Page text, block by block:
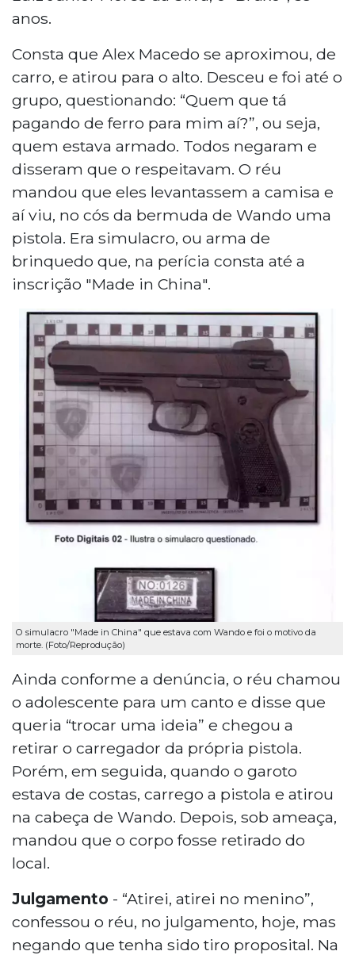
anos.
Consta que Alex Macedo se aproximou, de
carro, e atirou para o alto. Desceu e foi até o
grupo, questionando: “Quem que tá
pagando de ferro para mim aí?”, ou seja,
quem estava armado. Todos negaram e
disseram que o respeitavam. O réu
mandou que eles levantassem a camisa e
aí viu, no cós da bermuda de Wando uma
pistola. Era simulacro, ou arma de
brinquedo que, na perícia consta até a
inscrição "Made in China".
O simulacro "Made in China" que estava com Wando e foi o motivo da
morte. (Foto/Reprodução)
Ainda conforme a denúncia, o réu chamou
o adolescente para um canto e disse que
queria “trocar uma ideia” e chegou a
retirar o carregador da própria pistola.
Porém, em seguida, quando o garoto
estava de costas, carrego a pistola e atirou
na cabeça de Wando. Depois, sob ameaça,
mandou que o corpo fosse retirado do
local.
Julgamento - “Atirei, atirei no menino”,
confessou o réu, no julgamento, hoje, mas
negando que tenha sido tiro proposital. Na